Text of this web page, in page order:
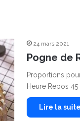
24 mars 2021
Pogne de
Proportions
Heure Repos 45
Lire la